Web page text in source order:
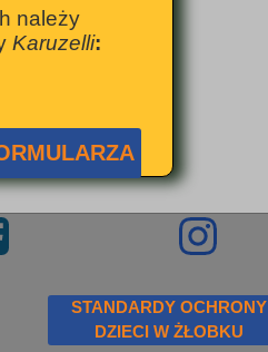
należy
Karuzelli:
STANDARDY OCHRONY
DZIECI W ŻŁOBKU